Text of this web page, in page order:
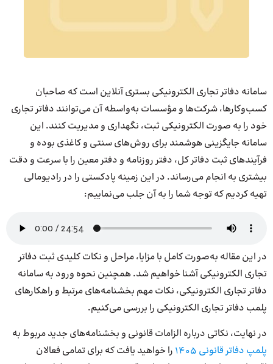
سامانه دفاتر تجاری الکترونیکی بستری آنلاین است که صاحبان
کسب‌وکارها، شرکت‌ها و مؤسسات به‌واسطه‌ آن می‌توانند دفاتر تجاری
خود را به صورت الکترونیکی ثبت، نگهداری و مدیریت کنند. این
سامانه جایگزینی هوشمند برای روش‌های سنتی و کاغذی بوده و
فرآیندهای ثبت دفاتر کل، دفتر روزنامه و دفتر معین را با سرعت و دقت
بیشتری به انجام می‌رساند. در این زمینه پادکستی را در رادیومالی
تهیه کردیم که توجه شما را به آن جلب می‌نماییم:
در این مقاله به‌صورت کامل با مزایا، مراحل و نکات کلیدی ثبت دفاتر
تجاری الکترونیکی آشنا خواهیم شد. همچنین نحوه ورود به سامانه
دفاتر تجاری الکترونیکی، نکات مهم بخشنامه‌های مرتبط و راهکارهای
پلمب دفاتر تجاری الکترونیکی را بررسی می‌کنیم.
در نهایت، نکاتی درباره الزامات قانونی و بخشنامه‌های جدید مربوط به
پلمپ دفاتر قانونی 1405
را خواهید یافت که برای تمامی فعالان